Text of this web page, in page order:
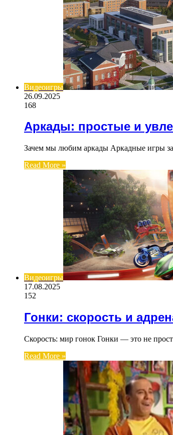
Видеоигры
26.09.2025
168
Аркады: простые и
Зачем мы любим аркады Аркадные игры
Read More »
Видеоигры
17.08.2025
152
Гонки: скорость и
Скорость: мир гонок Гонки — это не
Read More »